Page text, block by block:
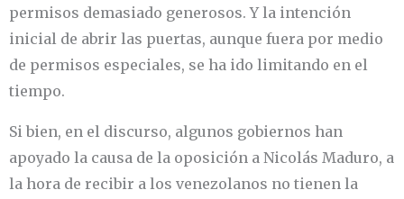
permisos demasiado generosos. Y la intención
inicial de abrir las puertas, aunque fuera por medio
de permisos especiales, se ha ido limitando en el
tiempo.
Si bien, en el discurso, algunos gobiernos han
apoyado la causa de la oposición a Nicolás Maduro, a
la hora de recibir a los venezolanos no tienen la